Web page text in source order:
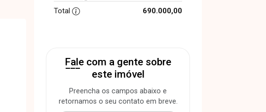
Total 690.000,00
Fale com a gente sobre
este imóvel
Preencha os campos abaixo e
retornamos o seu contato em breve.